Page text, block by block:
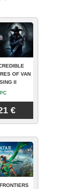
OF VAN
II
PC
€